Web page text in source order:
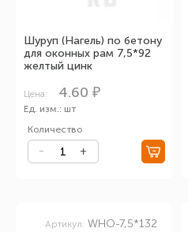
Шуруп (Нагель) по бетону
для оконных рам 7,5*92
желтый цинк
Цена: 4.60 ₽
Ед. изм.: шт
Количество
Артикул: WHO-7,5*132